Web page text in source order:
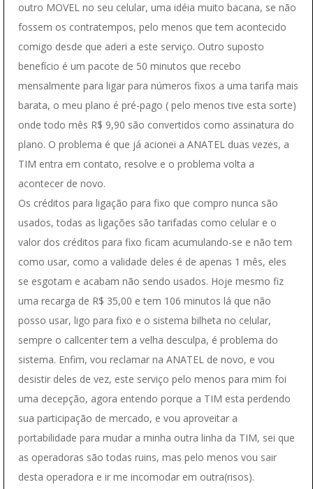
outro MOVEL no seu celular, uma idéia muito bacana, se não
fossem os contratempos, pelo menos que tem acontecido
comigo desde que aderi a este serviço. Outro suposto
benefício é um pacote de 50 minutos que recebo
mensalmente para ligar para números fixos a uma tarifa mais
barata, o meu plano é pré-pago ( pelo menos tive esta sorte)
onde todo mês R$ 9,90 são convertidos como assinatura do
plano. O problema é que já acionei a ANATEL duas vezes, a
TIM entra em contato, resolve e o problema volta a
acontecer de novo.
Os créditos para ligação para fixo que compro nunca são
usados, todas as ligações são tarifadas como celular e o
valor dos créditos para fixo ficam acumulando-se e não tem
como usar, como a validade deles é de apenas 1 mês, eles
se esgotam e acabam não sendo usados. Hoje mesmo fiz
uma recarga de R$ 35,00 e tem 106 minutos lá que não
posso usar, ligo para fixo e o sistema bilheta no celular,
sempre o callcenter tem a velha desculpa, é problema do
sistema. Enfim, vou reclamar na ANATEL de novo, e vou
desistir deles de vez, este serviço pelo menos para mim foi
uma decepção, agora entendo porque a TIM esta perdendo
sua participação de mercado, e vou aproveitar a
portabilidade para mudar a minha outra linha da TIM, sei que
as operadoras são todas ruins, mas pelo menos vou sair
desta operadora e ir me incomodar em outra(risos).